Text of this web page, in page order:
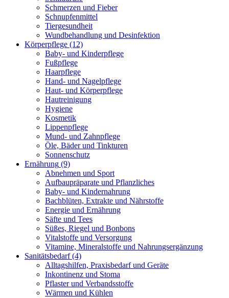
Schmerzen und Fieber
Schnupfenmittel
Tiergesundheit
Wundbehandlung und Desinfektion
Körperpflege (12)
Baby- und Kinderpflege
Fußpflege
Haarpflege
Hand- und Nagelpflege
Haut- und Körperpflege
Hautreinigung
Hygiene
Kosmetik
Lippenpflege
Mund- und Zahnpflege
Öle, Bäder und Tinkturen
Sonnenschutz
Ernährung (9)
Abnehmen und Sport
Aufbaupräparate und Pflanzliches
Baby- und Kindernahrung
Bachblüten, Extrakte und Nährstoffe
Energie und Ernährung
Säfte und Tees
Süßes, Riegel und Bonbons
Vitalstoffe und Versorgung
Vitamine, Mineralstoffe und Nahrungsergänzung
Sanitätsbedarf(4)
Alltagshilfen, Praxisbedarf und Geräte
Inkontinenz und Stoma
Pflaster und Verbandsstoffe
Wärmen und Kühlen